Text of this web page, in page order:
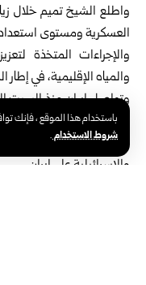
باستخدام هذا الموقع ، فإنك
شروط الاستخدام.
واطلع الشيخ تميم خلال
العسكرية ومستوى
والإجراءات المتخذة
والمياه الإقليمية، في
وتواصل إيران منذ السبت
المسيّرة على دول عربية
مادية بالبنى التحتية،
والإسرائيلية على إيران.